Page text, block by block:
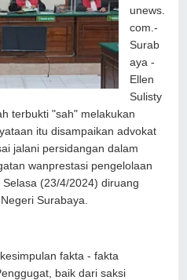
unews.
com.-
Surab
aya -
Ellen
Sulisty
terbukti "sah" melakukan
itu disampaikan advokat
jalani persidangan dalam
wanprestasi pengelolaan
(23/4/2024) diruang
Surabaya.
fakta - fakta
baik dari saksi